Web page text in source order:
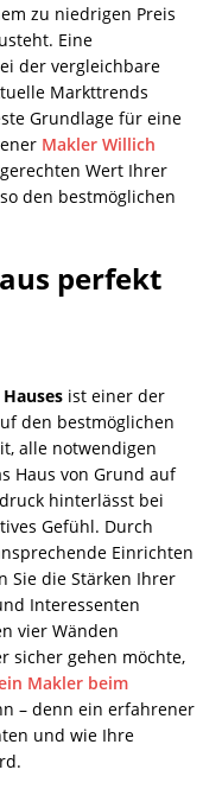
zu niedrigen Preis
Eine
der vergleichbare
Markttrends
Grundlage für eine
Makler Willich
Wert Ihrer
den bestmöglichen
perfekt
ist einer der
den bestmöglichen
alle notwendigen
Haus von Grund auf
hinterlässt bei
Gefühl. Durch
Einrichten
Sie die Stärken Ihrer
Interessenten
vier Wänden
sicher gehen möchte,
Makler beim
– denn ein erfahrener
und wie Ihre